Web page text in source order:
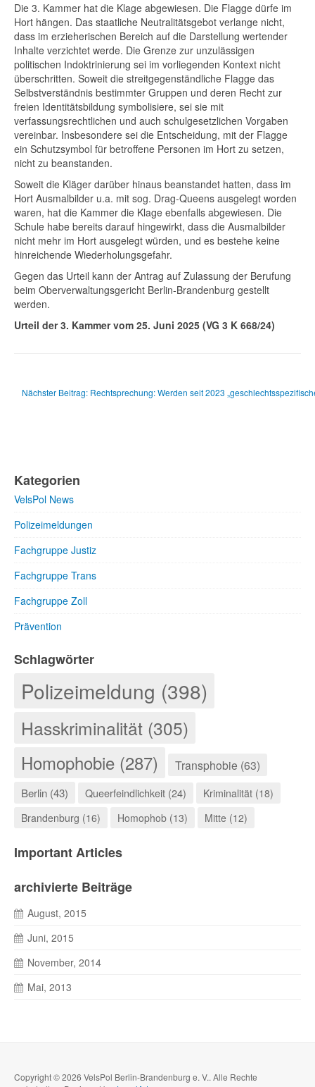
Die 3. Kammer hat die Klage abgewiesen. Die Flagge dürfe im
Hort hängen. Das staatliche Neutralitätsgebot verlange nicht,
dass im erzieherischen Bereich auf die Darstellung wertender
Inhalte verzichtet werde. Die Grenze zur unzulässigen
politischen Indoktrinierung sei im vorliegenden Kontext nicht
überschritten. Soweit die streitgegenständliche Flagge das
Selbstverständnis bestimmter Gruppen und deren Recht zur
freien Identitätsbildung symbolisiere, sei sie mit
verfassungsrechtlichen und auch schulgesetzlichen Vorgaben
vereinbar. Insbesondere sei die Entscheidung, mit der Flagge
ein Schutzsymbol für betroffene Personen im Hort zu setzen,
nicht zu beanstanden.
Soweit die Kläger darüber hinaus beanstandet hatten, dass im
Hort Ausmalbilder u.a. mit sog. Drag-Queens ausgelegt worden
waren, hat die Kammer die Klage ebenfalls abgewiesen. Die
Schule habe bereits darauf hingewirkt, dass die Ausmalbilder
nicht mehr im Hort ausgelegt würden, und es bestehe keine
hinreichende Wiederholungsgefahr.
Gegen das Urteil kann der Antrag auf Zulassung der Berufung
beim Oberverwaltungsgericht Berlin-Brandenburg gestellt
werden.
Urteil der 3. Kammer vom 25. Juni 2025 (VG 3 K 668/24)
Nächster Beitrag: Rechtsprechung: Werden seit 2023
Kategorien
VelsPol News
Polizeimeldungen
Fachgruppe Justiz
Fachgruppe Trans
Fachgruppe Zoll
Prävention
Schlagwörter
Polizeimeldung (398)
Hasskriminalität (305)
Homophobie (287)
Transphobie (63)
Berlin (43) Queerfeindlichkeit (24)
Kriminalität (18)
Brandenburg (16)
Homophob (13) Mitte (12)
Important Articles
archivierte Beiträge
August, 2015
Juni, 2015
November, 2014
Mai, 2013
Copyright © 2026 VelsPol Berlin-Brandenburg e. V.. Alle Rechte